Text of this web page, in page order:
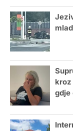
kroz
gdje